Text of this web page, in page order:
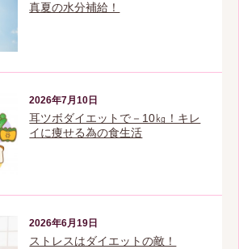
真夏の水分補給！
2026年7月10日
耳ツボダイエットで－10㎏！キレ
イに痩せる為の食生活
2026年6月19日
ストレスはダイエットの敵！